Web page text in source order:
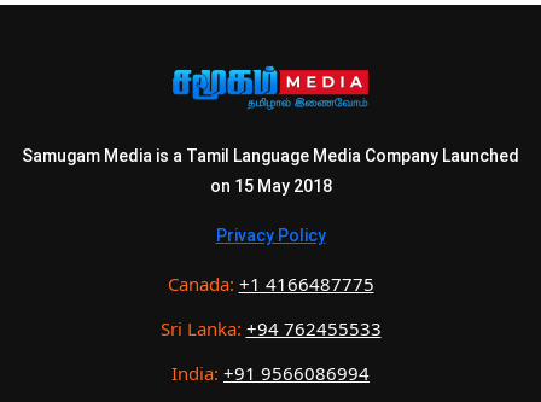
Samugam Media is a Tamil Language Media Company Launched
on 15 May 2018
Privacy Policy
Canada: +1 4166487775
Sri Lanka: +94 762455533
India: +91 9566086994